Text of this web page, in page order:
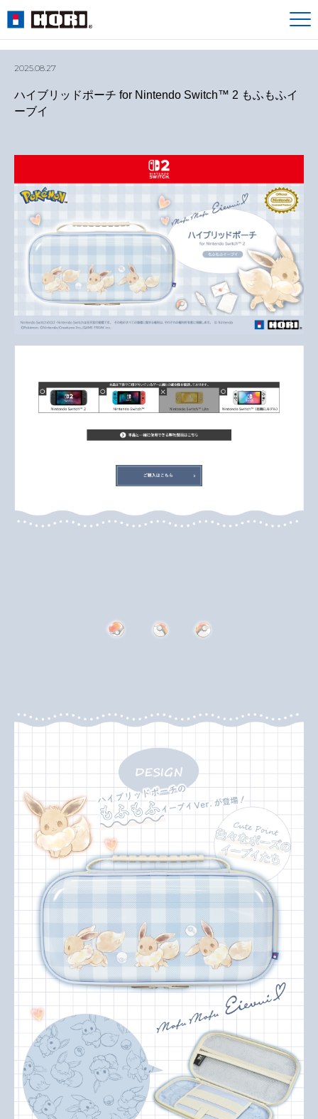
2025.08.27
ハイブリッドポーチ for Nintendo Switch™ 2 もふもふイ
ーブイ